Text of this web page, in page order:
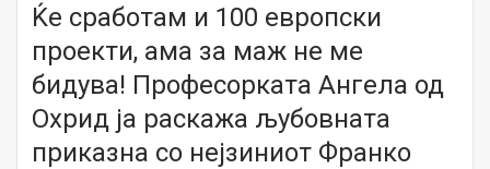
Ќе сработам и 100 европски
проекти, ама за маж не ме
бидува! Професорката Ангела од
Охрид ја раскажа љубовната
приказна со нејзиниот Франко